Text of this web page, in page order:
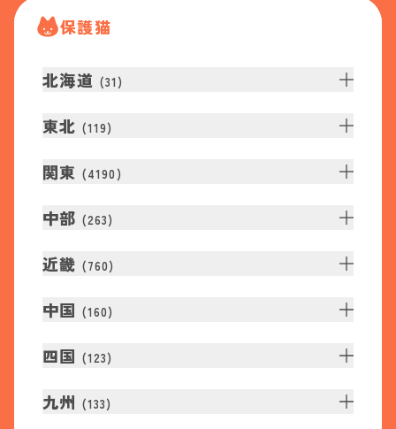
保護猫
北海道 (31 )
東北 (119)
関東 (4190 )
中部 (263)
近畿 (760)
中国 (160)
四国 (123)
九州 (133)